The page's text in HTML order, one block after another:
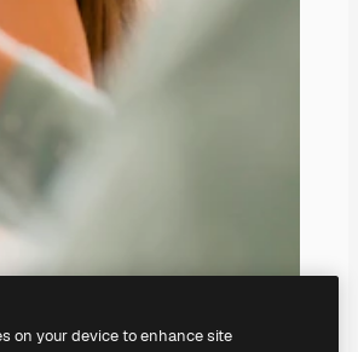
on your device to enhance site